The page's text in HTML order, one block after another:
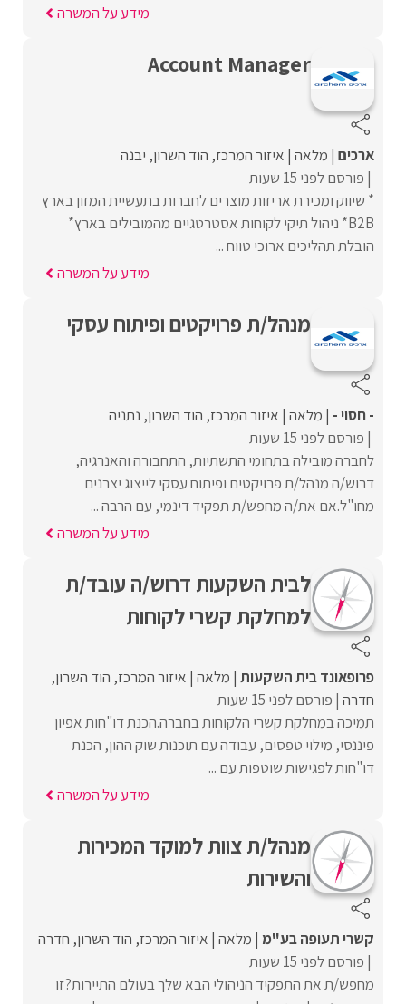
מידע על המשרה
Account Manager
ארכים מלאה איזור המרכז הוד השרון יבנה
פורסם לפני 15 שעות
* שיווק ומכירת אריזות מוצרים לחברות בתעשיית המזון בארץ
B2B* ניהול תיקי לקוחות אסטרטגיים מהמובילים בארץ*
הובלת תהליכים ארוכי טווח ...
מידע על המשרה
מנהל/ת פרויקטים ופיתוח עסקי
- חסוי - מלאה איזור המרכז הוד השרון נתניה
פורסם לפני 15 שעות
לחברה מובילה בתחומי התשתיות, התחבורה והאנרגיה,
דרוש/ה מנהל/ת פרויקטים ופיתוח עסקי לייצוג יצרנים
מחו"ל.אם את/ה מחפש/ת תפקיד דינמי, עם הרבה ...
מידע על המשרה
לבית השקעות דרוש/ה עובד/ת
למחלקת קשרי לקוחות
פרופאונד בית השקעות מלאה איזור המרכז הוד השרון
חדרה פורסם לפני 15 שעות
תמיכה במחלקת קשרי הלקוחות בחברה.הכנת דו"חות אפיון
פיננסי, מילוי טפסים, עבודה עם תוכנות שוק ההון, הכנת
דו"חות לפגישות שוטפות עם ...
מידע על המשרה
מנהל/ת צוות למוקד המכירות
והשירות
קשרי תעופה בע"מ מלאה איזור המרכז הוד השרון חדרה
פורסם לפני 15 שעות
מחפש/ת את התפקיד הניהולי הבא שלך בעולם התיירות?זו